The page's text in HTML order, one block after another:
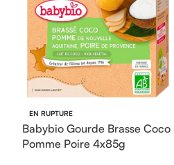
EN RUPTURE
Babybio Gourde Brasse Coco
Pomme Poire 4x85g